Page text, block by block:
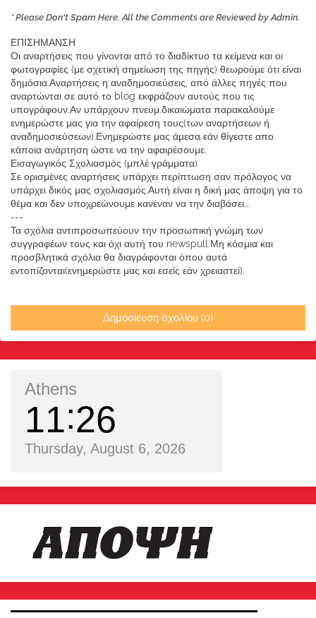
* Please Don't Spam Here. All the Comments are Reviewed by Admin.
ΕΠΙΣΗΜΑΝΣΗ
Οι αναρτήσεις που γίνονται από το διαδίκτυο τα κείμενα και οι
φωτογραφίες (με σχετική σημείωση της πηγής) θεωρούμε ότι είναι
δημόσια.Αναρτήσεις η αναδημοσιεύσεις, από άλλες πηγές που
αναρτώνται σε αυτό το blog εκφράζουν αυτούς που τις
υπογράφουν.Αν υπάρχουν πνευμ.δικαιώματα παρακαλούμε
ενημερώστε μας για την αφαίρεση τους(των αναρτήσεων ή
αναδημοσιεύσεων).Ενημερώστε μας άμεσα εάν θίγεστε απο
κάποια ανάρτηση ώστε να την αφαιρέσουμε.
Εισαγωγικός Σχολιασμός (μπλέ γράμματα)
Σε ορισμένες αναρτήσεις υπάρχει περίπτωση σαν πρόλογος να
υπάρχει δικός μας σχολιασμός.Αυτή είναι η δική μας άποψη για το
θέμα και δεν υποχρεώνουμε κανέναν να την διαβάσει...
---
Τα σχόλια αντιπροσωπεύουν την προσωπική γνώμη των
συγγραφέων τους και όχι αυτή του newspull.Μη κόσμια και
προσβλητικά σχόλια θα διαγράφονται όπου αυτά
εντοπίζονται(ενημερώστε μας και εσείς εάν χρειαστεί).
Δημοσίευση σχολίου (0)
Athens
11 26
Thursday, August 6, 2026